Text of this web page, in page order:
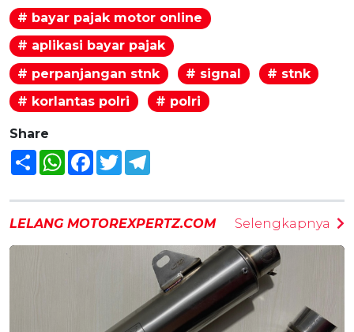
# bayar pajak motor online
# aplikasi bayar pajak
# perpanjangan stnk
# signal
# stnk
# korlantas polri
# polri
Share
Share WhatsAppFacebook
Twitter
LELANG MOTOREXPERTZ.COM Selengkapnya